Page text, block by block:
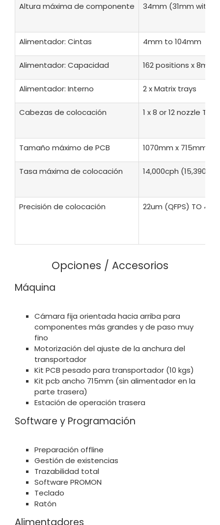
Altura máxima de componente 34mm (31mm with
Alimentador: Cintas 4mm to 104mm
Alimentador: Capacidad 162 positions x 8mm
Alimentador: Interno 2 x Matrix trays
Cabezas de colocación 1 x 8 or 12 nozzle
Tamaño máximo de PCB 1070mm x 715mm
Tasa máxima de colocación 14,000cph (15,390
Precisión de colocación 22um (QFPS) TO
Opciones / Accesorios
Máquina
Cámara fija orientada hacia arriba para
componentes más grandes y de paso muy
fino
Motorización del ajuste de la anchura del
transportador
Kit PCB pesado para transportador (10 kgs)
Kit pcb ancho 715mm (sin alimentador en la
parte trasera)
Estación de operación trasera
Software y Programación
Preparación offline
Gestión de existencias
Trazabilidad total
Software PROMON
Teclado
Ratón
Alimentadores